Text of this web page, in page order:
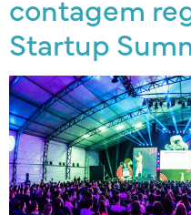
contagem
Startup